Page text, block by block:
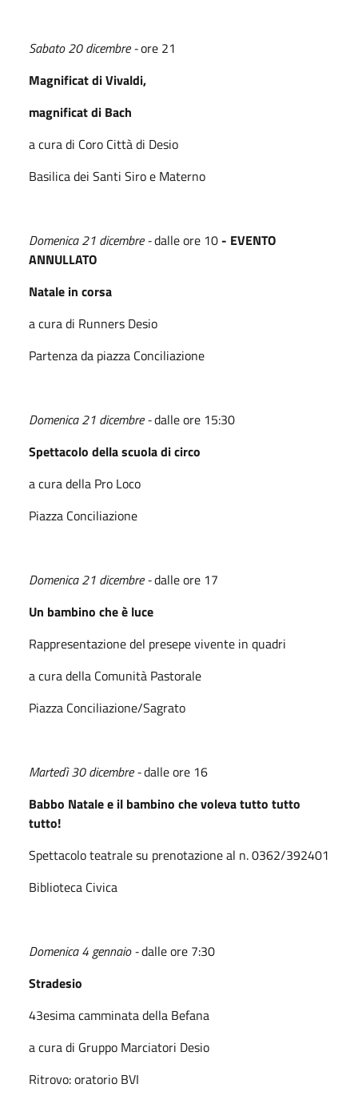
Sabato 20 dicembre -ore 21
Magnificat di Vivaldi,
magnificat di Bach
a cura di Coro Città di Desio
Basilica dei Santi Siro e Materno
Domenica 21 dicembre -dalle ore 10- EVENTO
ANNULLATO
Natale in corsa
a cura di Runners Desio
Partenza da piazza Conciliazione
Domenica 21 dicembre -dalle ore 15:30
Spettacolo della scuola di circo
a cura della Pro Loco
Piazza Conciliazione
Domenica 21 dicembre -dalle ore 17
Un bambino che è luce
Rappresentazione del presepe vivente in quadri
a cura della Comunità Pastorale
Piazza Conciliazione/Sagrato
Martedì 30 dicembre -dalle ore 16
Babbo Natale e il bambino che voleva tutto tutto
tutto!
Spettacolo teatrale su prenotazione al n. 0362/392401
Biblioteca Civica
Domenica 4 gennaio -dalle ore 7:30
Stradesio
43esima camminata della Befana
a cura di Gruppo Marciatori Desio
Ritrovo: oratorio BVI